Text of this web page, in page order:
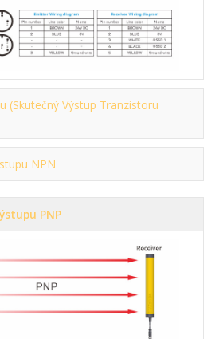
(skutečný Výstup Tranzistoru
NPN
PNP